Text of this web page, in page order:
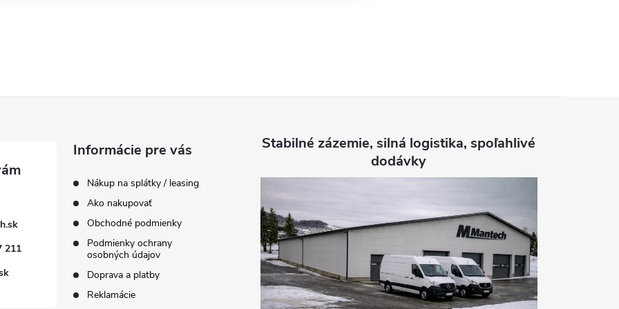
211
Informácie pre vás
Nákup na splátky / leasing
Ako nakupovať
Obchodné podmienky
Podmienky ochrany
osobných údajov
Doprava a platby
Reklamácie
Stabilné zázemie, silná logistika, spoľahlivé
dodávky